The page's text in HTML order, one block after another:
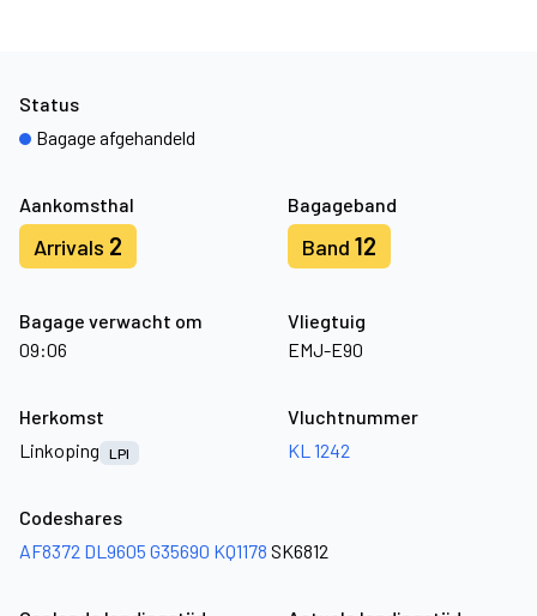
Aankomsthal
Arrivals 2
Bagageband
Band 12
Bagage verwacht om
09:06
Vliegtuig
EMJ-E90
Status
Bagage afgehandeld
Herkomst
Linkoping
LPI
Vluchtnummer
KL 1242
Codeshares
AF8372 DL9605 G35690 KQ1178 SK6812